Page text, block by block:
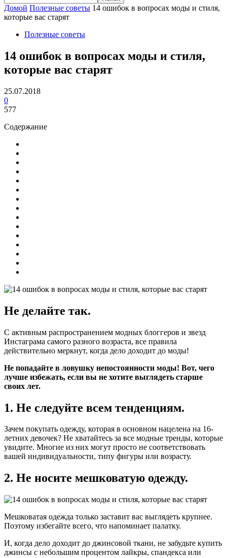
Домой Полезные советы 14 ошибок в вопросах моды и стиля,
которые вас старят
Полезные советы
14 ошибок в вопросах моды и стиля,
которые вас старят
25.07.2018
0
577
Содержание
Не делайте так.
С активным распространением модных блоггеров и звезд
Инстаграма самого разного возраста, все правила
действительно меркнут, когда дело доходит до моды!
Не попадайте в ловушку непостоянности моды! Вот, чего
лучше избежать, если вы не хотите выглядеть старше
своих лет.
1. Не следуйте всем тенденциям.
Зачем покупать одежду, которая в основном нацелена на 16-
летних девочек? Не хватайтесь за все модные тренды, которые
увидите. Многие из них могут просто не соответствовать
вашей индивидуальности, типу фигуры или возрасту.
2. Не носите мешковатую одежду.
Мешковатая одежда только заставит вас выглядеть крупнее.
Поэтому избегайте всего, что напоминает палатку.
И, когда дело доходит до джинсовой ткани, не забудьте купить
джинсы с небольшим процентом лайкры, спандекса или